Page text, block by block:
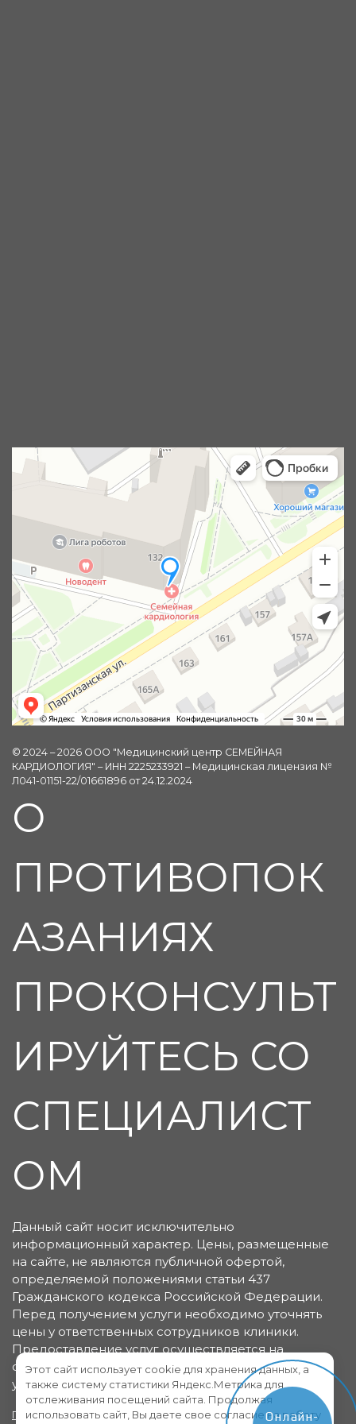
© 2024 – 2026 ООО "Медицинский центр СЕМЕЙНАЯ
КАРДИОЛОГИЯ" – ИНН 2225233921 – Медицинская лицензия №
Л041-01151-22/01661896 от 24.12.2024
О
ПРОТИВОПОК
АЗАНИЯХ
ПРОКОНСУЛЬТ
ИРУЙТЕСЬ СО
СПЕЦИАЛИСТ
ОМ
Данный сайт носит исключительно
информационный характер. Цены, размещенные
на сайте, не являются публичной офертой,
определяемой положениями статьи 437
Гражданского кодекса Российской Федерации.
Перед получением услуги необходимо уточнять
цены у ответственных сотрудников клиники.
Предоставление услуг осуществляется на
основании договора об оказании медицинских
услуг.
Политика конфиденциальности ПользовательскоеОнлайн-
Этот сайт использует cookie для хранения данных, а
также систему статистики Яндекс.Метрика для
отслеживания посещений сайта. Продолжая
использовать сайт, Вы даете свое согласие на работу